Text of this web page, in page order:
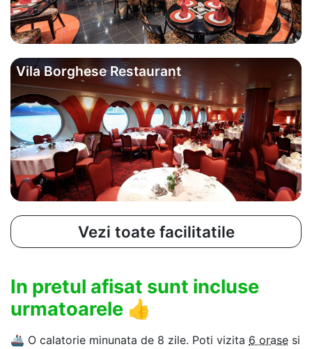
Vila Borghese Restaurant
Vezi toate facilitatile
In pretul afisat sunt incluse
urmatoarele 👍
🚢 O calatorie minunata de 8 zile. Poti vizita 6 orase si